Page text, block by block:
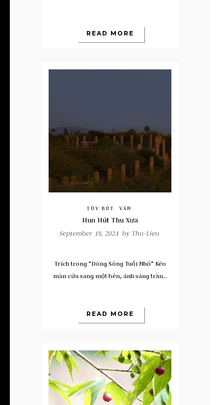
READ MORE
TÙY BÚT VĂN
Hun Hút Thu Xưa
September 18, 2024 by Thu-Lieu
Trích trong “Dòng Sông Tuổi Nhỏ“ Kéo
màn cửa sang một bên, ánh sáng tràn...
READ MORE